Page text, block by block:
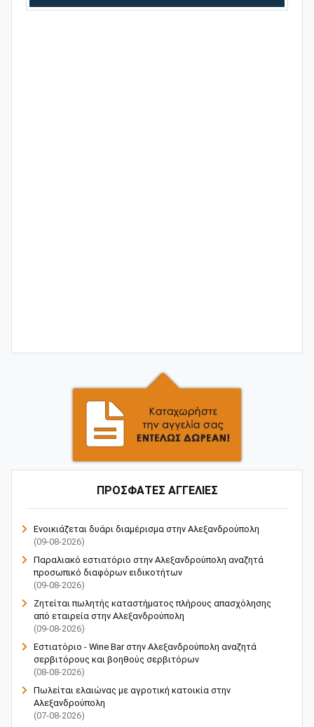
ΠΡΟΣΦΑΤΕΣ ΑΓΓΕΛΙΕΣ
Ενοικιάζεται δυάρι διαμέρισμα στην Αλεξανδρούπολη
(09-08-2026)
Παραλιακό εστιατόριο στην Αλεξανδρούπολη αναζητά
προσωπικό διαφόρων ειδικοτήτων
(09-08-2026)
Ζητείται πωλητής καταστήματος πλήρους απασχόλησης
από εταιρεία στην Αλεξανδρούπολη
(09-08-2026)
Εστιατόριο - Wine Bar στην Αλεξανδρούπολη αναζητά
σερβιτόρους και βοηθούς σερβιτόρων
(08-08-2026)
Πωλείται ελαιώνας με αγροτική κατοικία στην
Αλεξανδρούπολη
(07-08-2026)